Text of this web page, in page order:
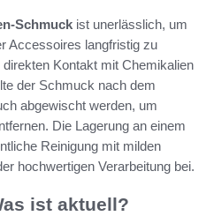
Schmuck ist unerlässlich, um
Accessoires langfristig zu
Kontakt mit Chemikalien
der Schmuck nach dem
abgewischt werden, um
Die Lagerung an einem
Reinigung mit milden
hochwertigen Verarbeitung bei.
ist aktuell?